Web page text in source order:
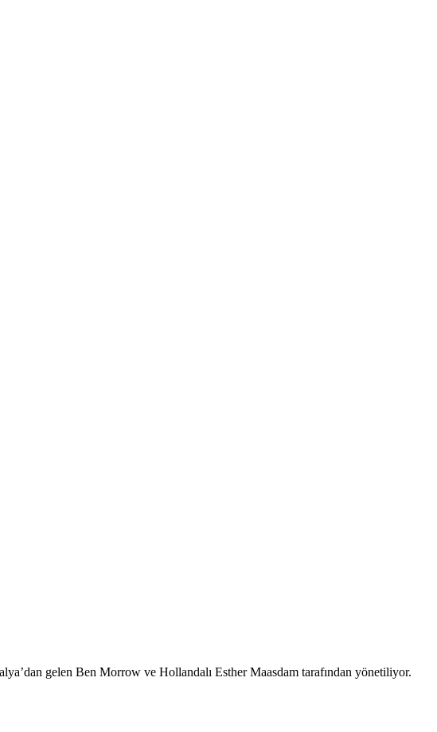
gelen Ben Morrow ve Hollandalı Esther Maasdam tarafından yönetiliyor.